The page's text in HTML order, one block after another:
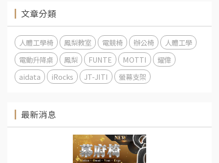
文章分類
人體工學椅 鳳梨教室 電競椅 辦公椅
人體工學
電動升降桌
鳳梨 FUNTE MOTTI
耀偉
aidata
iRocks JT-JITI 螢幕支架
最新消息